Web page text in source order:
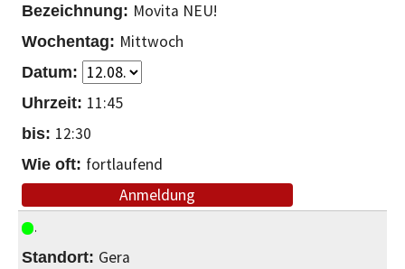
Movita NEU!
Mittwoch
11:45
12:30
fortlaufend
Anmeldung
Gera